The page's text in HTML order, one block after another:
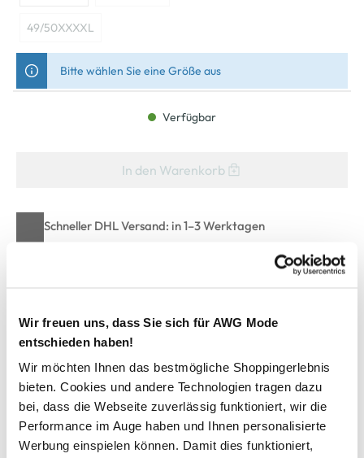
Wir freuen uns, dass Sie sich für AWG Mode
entschieden haben!
Wir möchten Ihnen das bestmögliche Shoppingerlebnis
bieten. Cookies und andere Technologien tragen dazu
bei, dass die Webseite zuverlässig funktioniert, wir die
Performance im Auge haben und Ihnen personalisierte
Werbung einspielen können. Damit dies funktioniert,
49/50XXXXL
Bitte wählen Sie eine Größe aus
Verfügbar
In den Warenkorb
Schneller DHL Versand: in 1–3 Werktagen
Kostenfreie Rücksendung innerhalb 14 Tage
Zur Wunschliste hinzufügen
Herren Freizeithemd mit krempelbaren Ärmeln